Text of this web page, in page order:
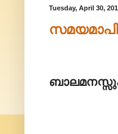
Tuesday, April 30,